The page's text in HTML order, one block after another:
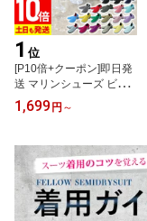
1 位
[P10倍+クーポン]即日発
送 マリンシューズ ビー
チシューズ ウォーターシ
ューズ アクアシューズ 2
ズ レディース キッズ シ
ュノーケリング 海 川 岩
場 フィットネス マリン
スポーツ アウトドア 19
R-MS
1,699 円 ～